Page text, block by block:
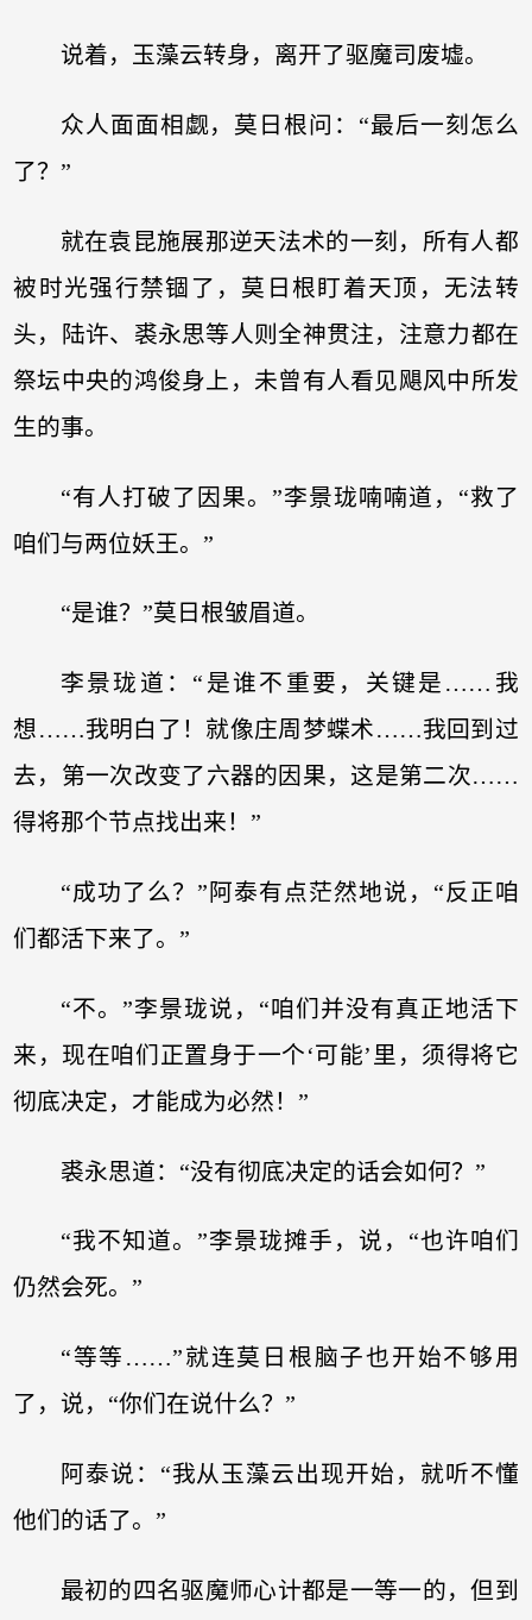
说着，玉藻云转身，离开了驱魔司废墟。
众人面面相觑，莫日根问：“最后一刻怎么
了？”
就在袁昆施展那逆天法术的一刻，所有人都
被时光强行禁锢了，莫日根盯着天顶，无法转
头，陆许、裘永思等人则全神贯注，注意力都在
祭坛中央的鸿俊身上，未曾有人看见飓风中所发
生的事。
“有人打破了因果。”李景珑喃喃道，“救了
咱们与两位妖王。”
“是谁？”莫日根皱眉道。
李景珑道：“是谁不重要，关键是……我
想……我明白了！就像庄周梦蝶术……我回到过
去，第一次改变了六器的因果，这是第二次……
得将那个节点找出来！”
“成功了么？”阿泰有点茫然地说，“反正咱
们都活下来了。”
“不。”李景珑说，“咱们并没有真正地活下
来，现在咱们正置身于一个‘可能’里，须得将它
彻底决定，才能成为必然！”
裘永思道：“没有彻底决定的话会如何？”
“我不知道。”李景珑摊手，说，“也许咱们
仍然会死。”
“等等……”就连莫日根脑子也开始不够用
了，说，“你们在说什么？”
阿泰说：“我从玉藻云出现开始，就听不懂
他们的话了。”
最初的四名驱魔师心计都是一等一的，但到